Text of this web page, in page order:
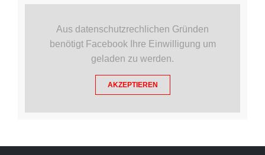
Aus datenschutzrechlichen Gründen
benötigt Facebook Ihre Einwilligung um
geladen zu werden.
AKZEPTIEREN